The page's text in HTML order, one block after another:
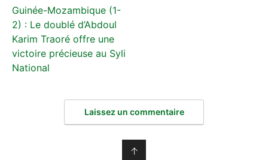
Guinée-Mozambique (1-
2) : Le doublé d’Abdoul
Karim Traoré offre une
victoire précieuse au Syli
National
Laissez un commentaire
↑